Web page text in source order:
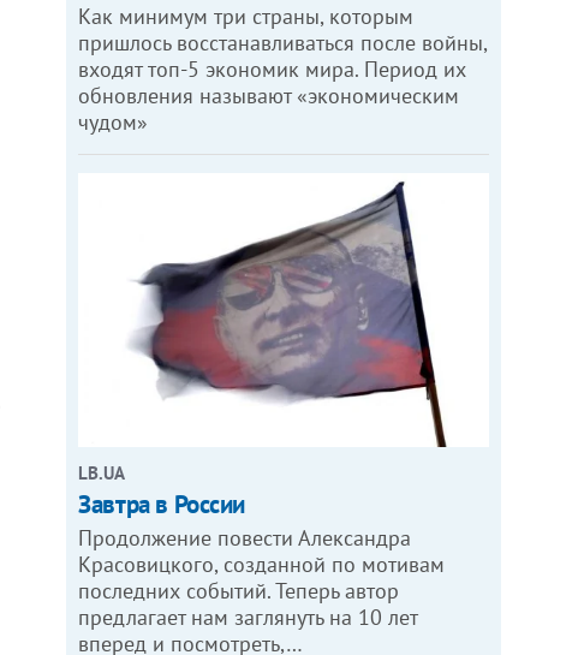
Как минимум три страны, которым
пришлось восстанавливаться после войны,
входят топ-5 экономик мира. Период их
обновления называют «экономическим
чудом»
LB.UA
Завтра в России
Продолжение повести Александра
Красовицкого, созданной по мотивам
последних событий. Теперь автор
предлагает нам заглянуть на 10 лет
вперед и посмотреть,…